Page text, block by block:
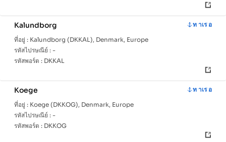
Kalundborg
ท าเร อ
ที่อยู่ : Kalundborg (DKKAL), Denmark, Europe
รหัสไปรษณีย์ : -
รหัสพอร์ต : DKKAL
Koege
ท าเร อ
ที่อยู่ : Koege (DKKOG), Denmark, Europe
รหัสไปรษณีย์ : -
รหัสพอร์ต : DKKOG
หน้า
หลัก
ประเทศ
ข้อมูล